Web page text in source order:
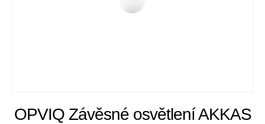
OPVIQ Závěsné osvětlení AKKAS